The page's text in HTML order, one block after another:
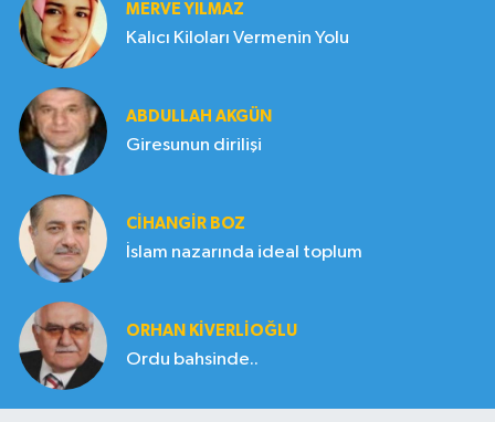
MERVE YILMAZ
Kalıcı Kiloları Vermenin Yolu
ABDULLAH AKGÜN
Giresunun dirilişi
CIHANGIR BOZ
İslam nazarında ideal toplum
ORHAN KIVERLIOĞLU
Ordu bahsinde..